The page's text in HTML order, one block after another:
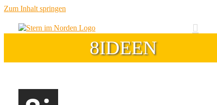
Zum Inhalt springen
8IDEEN